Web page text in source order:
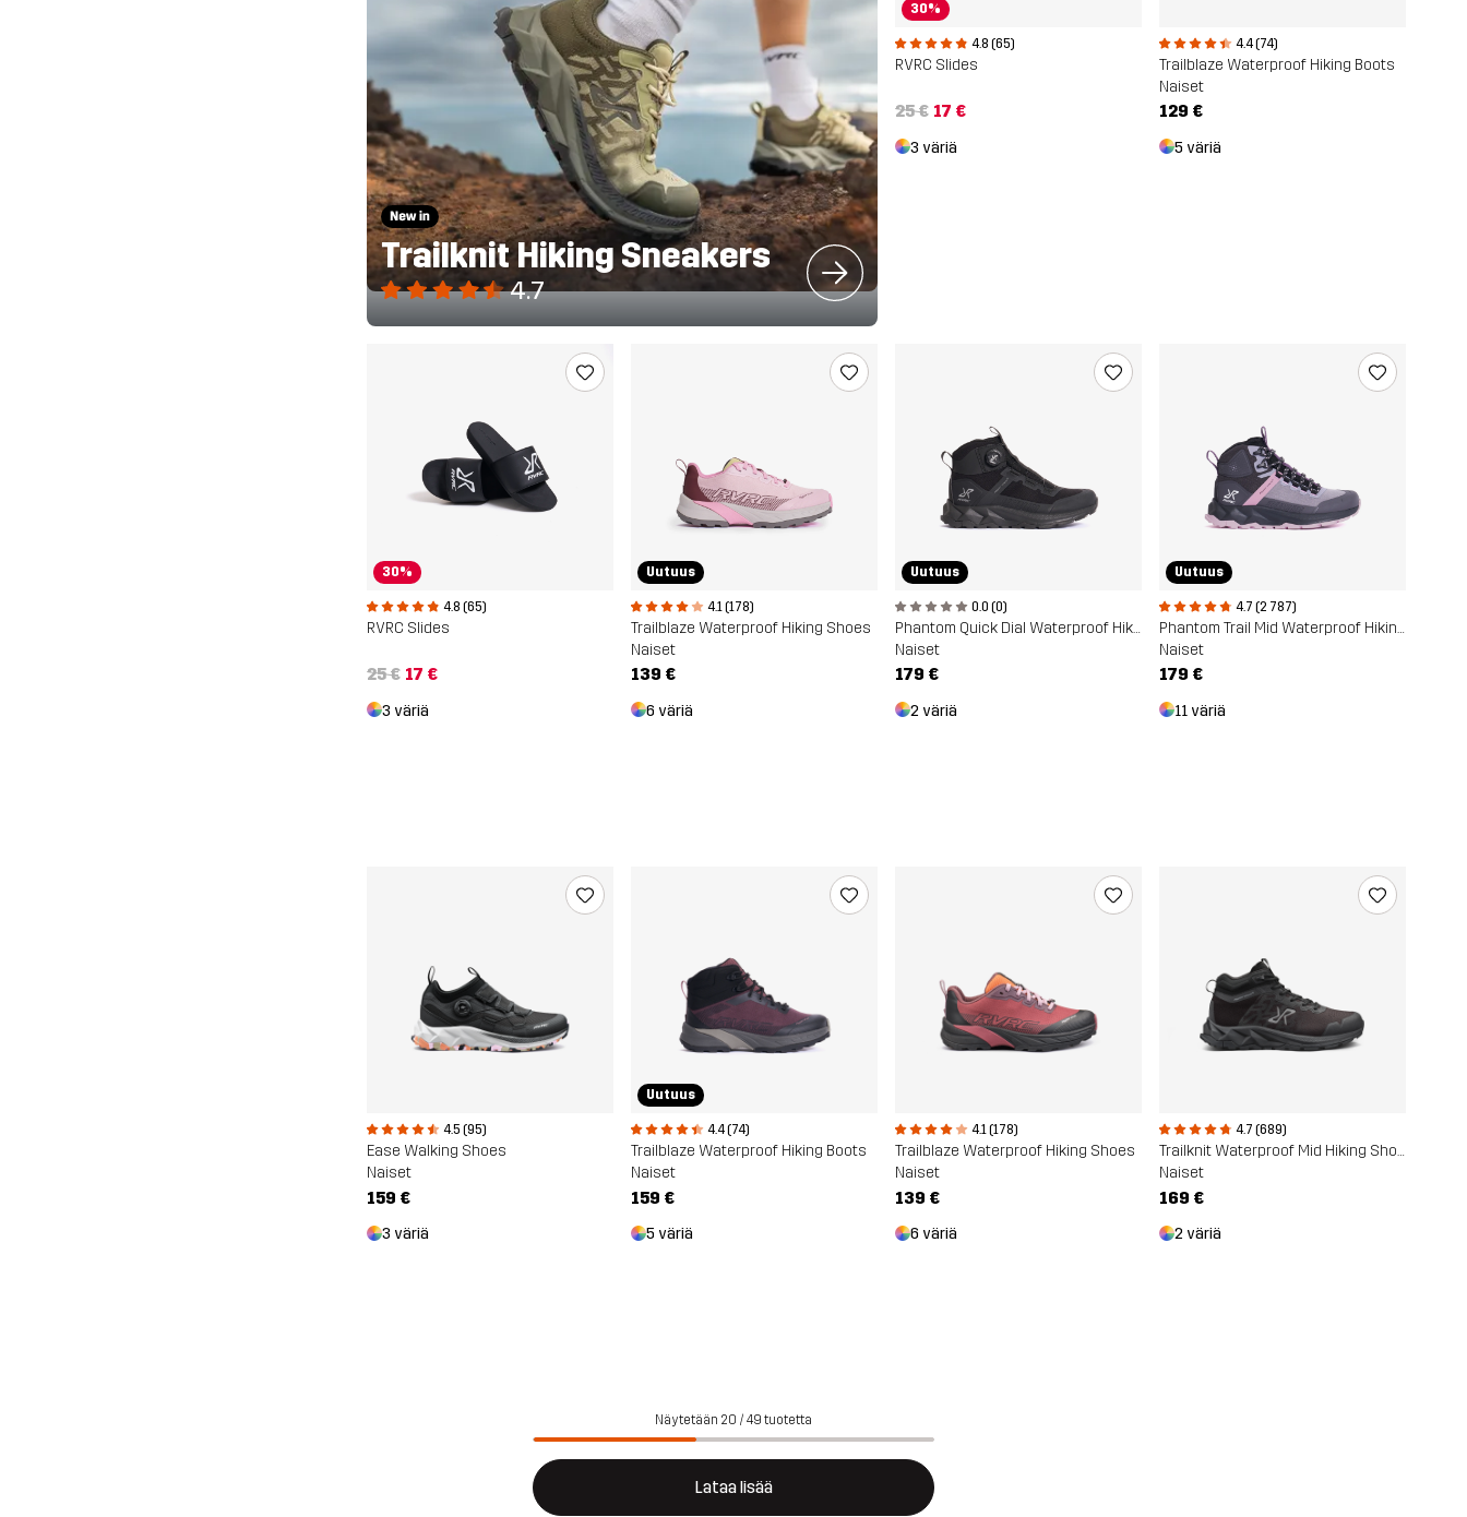
Trailknit Hiking Sneakers
4.7
30%
4.8 (65)
RVRC Slides
25 € 17 €
3 väriä
4.4 (74)
Trailblaze Waterproof Hiking Boots
Naiset
129 €
5 väriä
30%
4.8 (65)
RVRC Slides
25 € 17 €
3 väriä
Uutuus
4.1 (178)
Trailblaze Waterproof Hiking Shoes
Naiset
139 €
6 väriä
Uutuus
0.0 (0)
Phantom Quick Dial Waterproof Hiking Boots
Naiset
179 €
2 väriä
Uutuus
4.7 (2 787)
Phantom Trail Mid Waterproof Hiking Boots
Naiset
179 €
11 väriä
4.5 (95)
Ease Walking Shoes
Naiset
159 €
3 väriä
Uutuus
4.4 (74)
Trailblaze Waterproof Hiking Boots
Naiset
159 €
5 väriä
4.1 (178)
Trailblaze Waterproof Hiking Shoes
Naiset
139 €
6 väriä
4.7 (689)
Trailknit Waterproof Mid Hiking Shoes
Naiset
169 €
2 väriä
Näytetään 20 / 49 tuotetta
Lataa lisää